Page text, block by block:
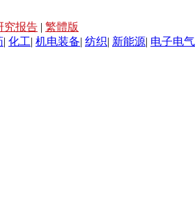
究报告 | 繁體版
| 化工| 机电装备| 纺织| 新能源| 电子电气